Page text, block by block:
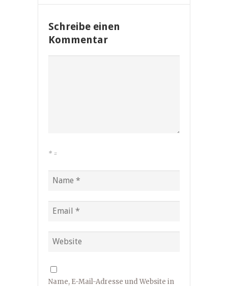
Schreibe einen
Kommentar
* =
Name, E-Mail-Adresse und Website in